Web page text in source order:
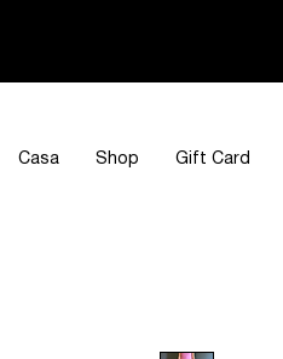
Casa Shop Gift Card